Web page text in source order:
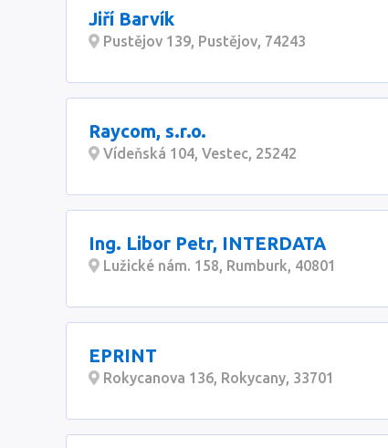
Jiří Barvík
Pustějov 139, Pustějov, 74243
Raycom, s.r.o.
Vídeňská 104, Vestec, 25242
Ing. Libor Petr, INTERDATA
Lužické nám. 158, Rumburk, 40801
EPRINT
Rokycanova 136, Rokycany, 33701